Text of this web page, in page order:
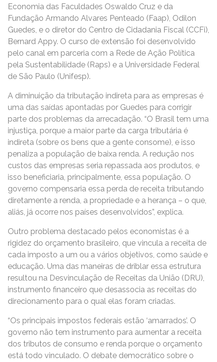
Economia das Faculdades Oswaldo Cruz e da
Fundação Armando Alvares Penteado (Faap), Odilon
Guedes, e o diretor do Centro de Cidadania Fiscal (CCFi),
Bernard Appy. O curso de extensão foi desenvolvido
pelo canal em parceria com a Rede de Ação Política
pela Sustentabilidade (Raps) e a Universidade Federal
de São Paulo (Unifesp).
A diminuição da tributação indireta para as empresas é
uma das saídas apontadas por Guedes para corrigir
parte dos problemas da arrecadação. “O Brasil tem uma
injustiça, porque a maior parte da carga tributária é
indireta (sobre os bens que a gente consome), e isso
penaliza a população de baixa renda. A redução nos
custos das empresas seria repassada aos produtos, e
isso beneficiaria, principalmente, essa população. O
governo compensaria essa perda de receita tributando
diretamente a renda, a propriedade e a herança – o que,
aliás, já ocorre nos países desenvolvidos”, explica.
Outro problema destacado pelos economistas é a
rigidez do orçamento brasileiro, que vincula a receita de
cada imposto a um ou a vários objetivos, como saúde e
educação. Uma das maneiras de driblar essa estrutura
resultou na Desvinculação de Receitas da União (DRU),
instrumento financeiro que desassocia as receitas do
direcionamento para o qual elas foram criadas.
“Os principais impostos federais estão ‘amarrados’. O
governo não tem instrumento para aumentar a receita
dos tributos de consumo e renda porque o orçamento
está todo vinculado. O debate democrático sobre o